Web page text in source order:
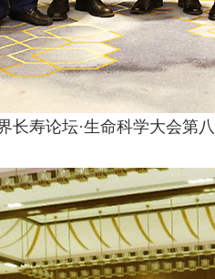
长寿论坛·生命科学大会第